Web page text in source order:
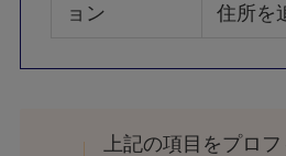
ョン
住所を
上記の項目をプロ